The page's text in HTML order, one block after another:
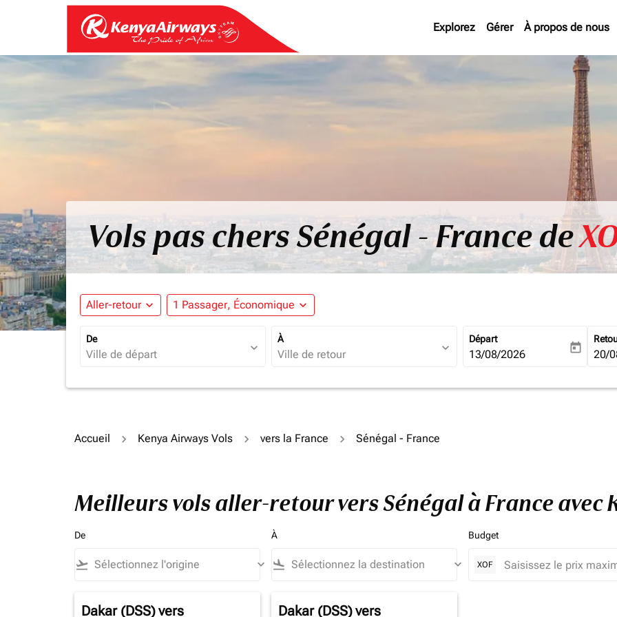
Explorez Gérer À propos de nous
Vols pas chers Sénégal - France de
Aller-retour expand_more 1 Passager, Économique expand_more
De
expand_more
À
expand_more
Départ
fc-booking-departure-date-
13/08/2026 today fc-
20/
Accueil Kenya Airways Vols vers la France Sénégal - France
Meilleurs vols aller-retour vers Sénégal à France avec
De
flight_takeoff keyboard_arrow_down
À
flight_land keyboard_arrow_down
Budget
XOF
Dakar (DSS)vers
Dakar (DSS)vers